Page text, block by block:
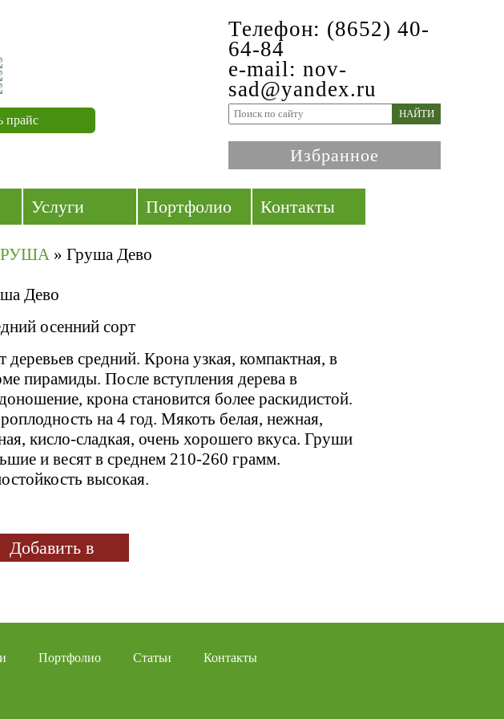
прайс
Телефон: (8652) 40-
64-84
e-mail: nov-
sad@yandex.ru
НАЙТИ
Избранное
Услуги Портфолио Контакты
» Груша Дево
Дево
осенний сорт
деревьев средний. Крона узкая, компактная, в
пирамиды. После вступления дерева в
крона становится более раскидистой.
на 4 год. Мякоть белая, нежная,
кисло-сладкая, очень хорошего вкуса. Груши
и весят в среднем 210-260 грамм.
высокая.
Добавить в
Портфолио Статьи Контакты